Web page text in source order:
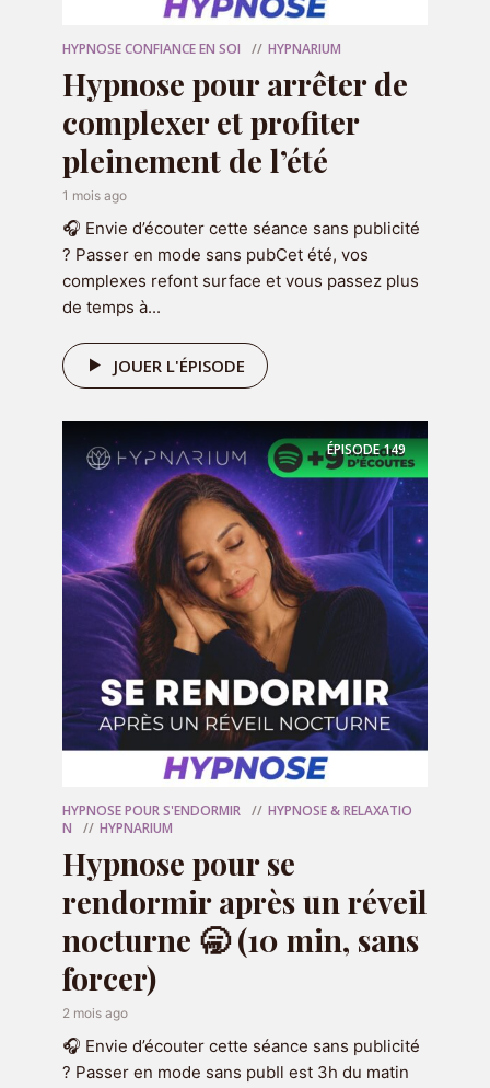
Site web
🎁 Votre programme
audio offert
Recevez 7 emails et audio d'hypnose
de 7 minutes pendant 7 jours pour
gagner confiance en vous en cliquant
ci-dessous :
RECEVOIR LE CADEAU
HYPNOSE CONFIANCE EN SOI HYPNARIUM
Hypnose pour arrêter de
complexer et profiter
pleinement de l’été
1 mois ago
🎧 Envie d’écouter cette séance sans publicité
? Passer en mode sans pubCet été, vos
complexes refont surface et vous passez plus
de temps à...
JOUER L'ÉPISODE
ÉPISODE149
HYPNOSE POUR S'ENDORMIR
HYPNOSE & RELAXATIO
N
HYPNARIUM
Hypnose pour se
rendormir après un réveil
nocturne 🥱 (10 min, sans
forcer)
2 mois ago
🎧 Envie d’écouter cette séance sans publicité
? Passer en mode sans pubIl est 3h du matin